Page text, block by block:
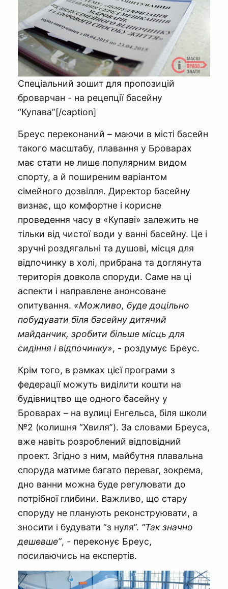
Спеціальний зошит для пропозицій
броварчан - на рецепції басейну
“Купава”[/caption]
Бреус переконаний – маючи в місті басейн
такого масштабу, плавання у Броварах
має стати не лише популярним видом
спорту, а й поширеним варіантом
сімейного дозвілля. Директор басейну
визнає, що комфортне і корисне
проведення часу в «Купаві» залежить не
тільки від чистої води у ванні басейну. Це і
зручні роздягальні та душові, місця для
відпочинку в холі, прибрана та доглянута
територія довкола споруди. Саме на ці
аспекти і направлене анонсоване
опитування. «Можливо, буде доцільно
побудувати біля басейну дитячий
майданчик, зробити більше місць для
сидіння і відпочинку», - роздумує Бреус.
Крім того, в рамках цієї програми з
федерації можуть виділити кошти на
будівництво ще одного басейну у
Броварах – на вулиці Енгельса, біля школи
№2 (колишня “Хвиля”). За словами Бреуса,
вже навіть розроблений відповідний
проект. Згідно з ним, майбутня плавальна
споруда матиме багато переваг, зокрема,
дно ванни можна буде регулювати до
потрібної глибини. Важливо, що стару
споруду не планують реконструювати, а
зносити і будувати “з нуля”. “Так значно
дешевше”, - переконує Бреус,
посилаючись на експертів.